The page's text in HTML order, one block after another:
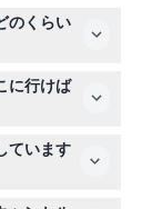
のくらい
および午後
変更される
い）。
に行けば
セントーサ
たツアー開始
してくださ
ています
チケットが